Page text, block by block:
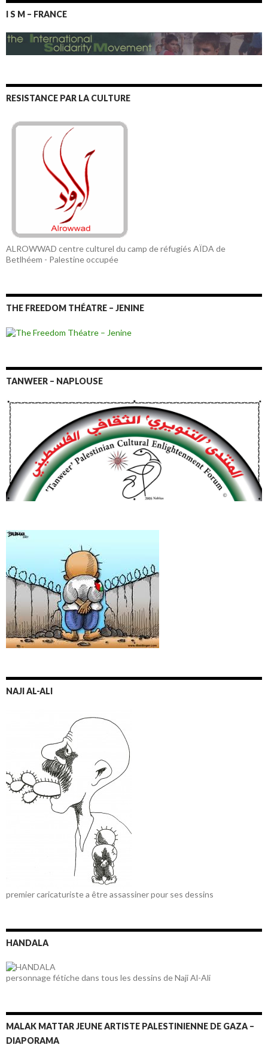
I S M – FRANCE
RESISTANCE PAR LA CULTURE
ALROWWAD centre culturel du camp de réfugiés AÏDA de
Betlhéem - Palestine occupée
THE FREEDOM THÉATRE – JENINE
TANWEER – NAPLOUSE
NAJI AL-ALI
premier caricaturiste a être assassiner pour ses dessins
HANDALA
personnage fétiche dans tous les dessins de Naji Al-Ali
MALAK MATTAR JEUNE ARTISTE PALESTINIENNE DE GAZA –
DIAPORAMA